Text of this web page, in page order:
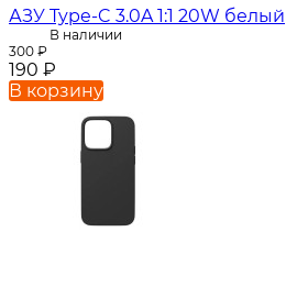
АЗУ Type-C 3.0A 1:1 20W белый
В наличии
300 ₽
190 ₽
В корзину